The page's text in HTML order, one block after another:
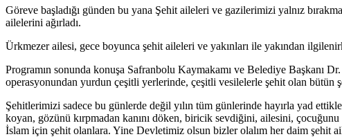
Göreve başladığı günden bu yana Şehit aileleri ve gazilerimizi yalnız
ailelerini ağırladı.
Ürkmezer ailesi, gece boyunca şehit aileleri ve yakınları ile yakından
Programın sonunda konuşa Safranbolu Kaymakamı ve Belediye Başkanı
operasyonundan yurdun çeşitli yerlerinde, çeşitli vesilelerle şehit olan bütün
Şehitlerimizi sadece bu günlerde değil yılın tüm günlerinde hayırla yad
koyan, gözünü kırpmadan kanını döken, biricik sevdiğini, ailesini,
İslam için şehit olanlara. Yine Devletimiz olsun bizler olalım her daim şehit